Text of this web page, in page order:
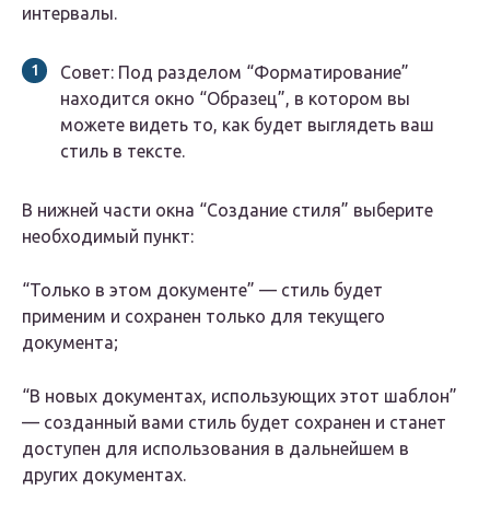
интервалы.
Совет: Под разделом “Форматирование”
находится окно “Образец”, в котором вы
можете видеть то, как будет выглядеть ваш
стиль в тексте.
В нижней части окна “Создание стиля” выберите
необходимый пункт:
“Только в этом документе” — стиль будет
применим и сохранен только для текущего
документа;
“В новых документах, использующих этот шаблон”
— созданный вами стиль будет сохранен и станет
доступен для использования в дальнейшем в
других документах.